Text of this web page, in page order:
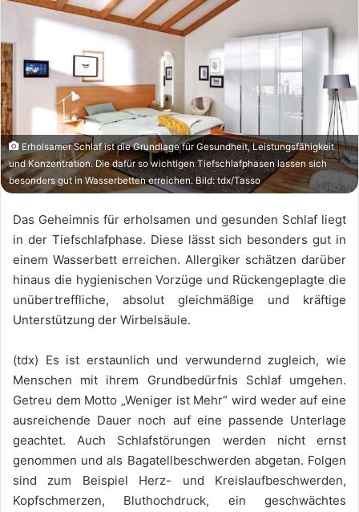
Erholsamer Schlaf ist die Grundlage für Gesundheit, Leistungsfähigkeit
und Konzentration. Die dafür so wichtigen Tiefschlafphasen lassen sich
besonders gut in Wasserbetten erreichen. Bild: tdx/Tasso
Das Geheimnis für erholsamen und gesunden Schlaf liegt
in der Tiefschlafphase. Diese lässt sich besonders gut in
einem Wasserbett erreichen. Allergiker schätzen darüber
hinaus die hygienischen Vorzüge und Rückengeplagte die
unübertreffliche, absolut gleichmäßige und kräftige
Unterstützung der Wirbelsäule.
(tdx) Es ist erstaunlich und verwundernd zugleich, wie
Menschen mit ihrem Grundbedürfnis Schlaf umgehen.
Getreu dem Motto „Weniger ist Mehr“ wird weder auf eine
ausreichende Dauer noch auf eine passende Unterlage
geachtet. Auch Schlafstörungen werden nicht ernst
genommen und als Bagatellbeschwerden abgetan. Folgen
sind zum Beispiel Herz- und Kreislaufbeschwerden,
Kopfschmerzen, Bluthochdruck, ein geschwächtes